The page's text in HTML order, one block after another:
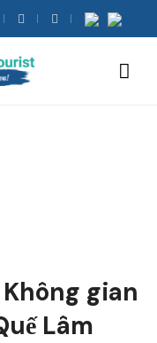
gian
Lâm